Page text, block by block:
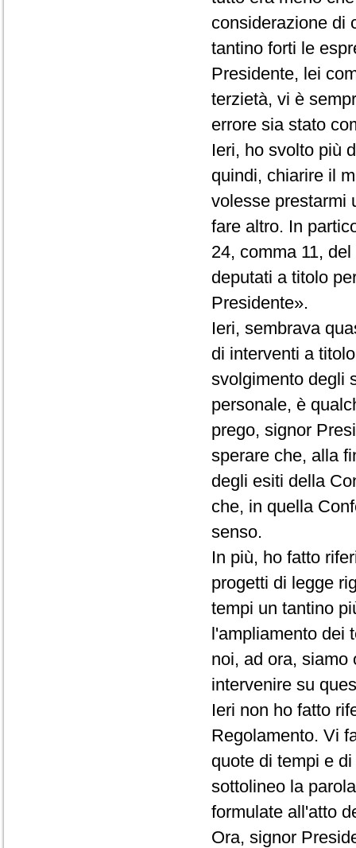
considerazione di
tantino forti le
Presidente, lei
terzietà, vi è
errore sia stato
Ieri, ho svolto più
quindi, chiarire il
volesse prestarmi
fare altro. In
24, comma 11,
deputati a titolo
Presidente».
Ieri, sembrava
di interventi a
svolgimento degli
personale, è
prego, signor
sperare che, alla
degli esiti della
che, in quella
senso.
In più, ho fatto
progetti di legge
tempi un tantino
l'ampliamento dei
noi, ad ora, siamo
intervenire su
Ieri non ho fatto
Regolamento. Vi
quote di tempi e
sottolineo la
formulate all'atto
Ora, signor